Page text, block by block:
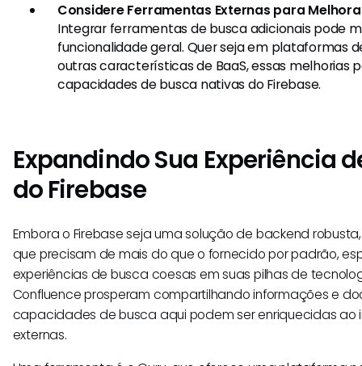
Considere Ferramentas Externas para
Integrar ferramentas de busca adicionais pode
funcionalidade geral. Quer seja em plataformas
outras características de BaaS, essas melhorias
capacidades de busca nativas do Firebase.
Expandindo Sua Experiência
do Firebase
Embora o Firebase seja uma solução de backend
que precisam de mais do que o fornecido por padrão,
experiências de busca coesas em suas pilhas de
Confluence prosperam compartilhando informações e
capacidades de busca aqui podem ser enriquecidas ao
externas.